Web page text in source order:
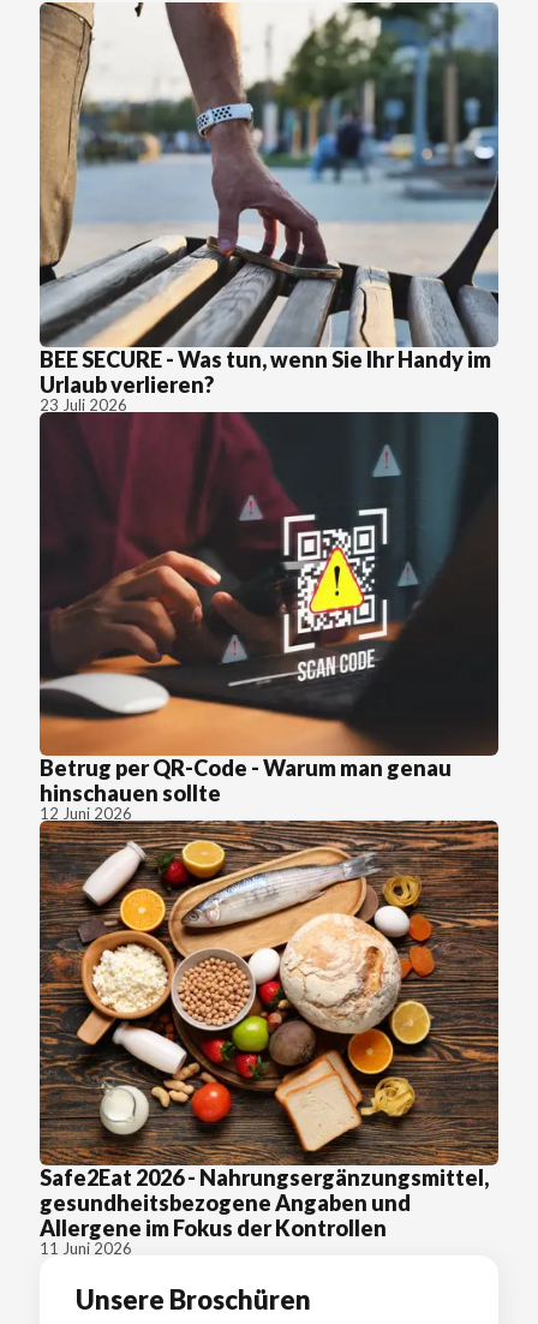
BEE SECURE - Was tun, wenn Sie Ihr Handy im
Urlaub verlieren?
23 Juli 2026
Betrug per QR-Code - Warum man genau
hinschauen sollte
12 Juni 2026
Safe2Eat 2026 - Nahrungsergänzungsmittel,
gesundheitsbezogene Angaben und
Allergene im Fokus der Kontrollen
11 Juni 2026
Unsere Broschüren